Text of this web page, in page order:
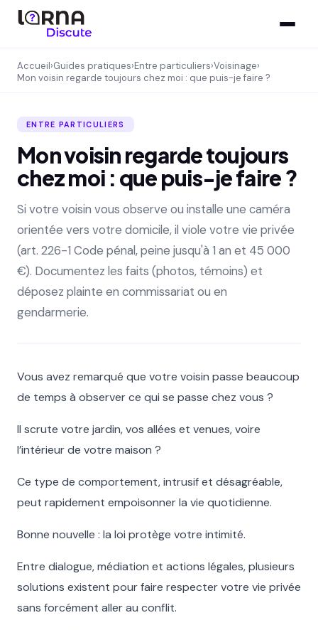
Accueil›Guides pratiques›Entre particuliers›Voisinage›
Mon voisin regarde toujours chez moi : que puis-je faire ?
ENTRE PARTICULIERS
Mon voisin regarde toujours
chez moi : que puis-je faire ?
Si votre voisin vous observe ou installe une caméra
orientée vers votre domicile, il viole votre vie privée
(art. 226-1 Code pénal, peine jusqu'à 1 an et 45 000
€). Documentez les faits (photos, témoins) et
déposez plainte en commissariat ou en
gendarmerie.
Vous avez remarqué que votre voisin passe beaucoup
de temps à observer ce qui se passe chez vous ?
Il scrute votre jardin, vos allées et venues, voire
l’intérieur de votre maison ?
Ce type de comportement, intrusif et désagréable,
peut rapidement empoisonner la vie quotidienne.
Bonne nouvelle : la loi protège votre intimité.
Entre dialogue, médiation et actions légales, plusieurs
solutions existent pour faire respecter votre vie privée
sans forcément aller au conflit.